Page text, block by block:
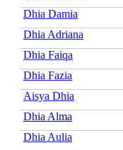
Dhia Damia
Dhia Adriana
Dhia Faiqa
Dhia Fazia
Aisya Dhia
Dhia Alma
Dhia Aulia